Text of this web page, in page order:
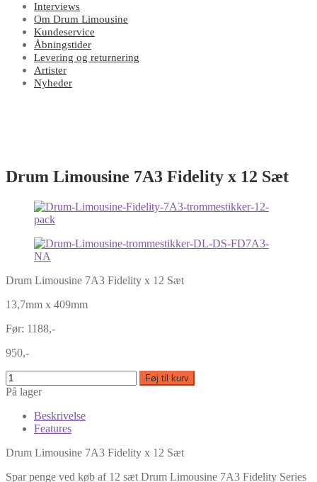
Interviews
Om Drum Limousine
Kundeservice
Åbningstider
Levering og returnering
Artister
Nyheder
Drum Limousine 7A3 Fidelity x 12 Sæt
Drum Limousine 7A3 Fidelity x 12 Sæt
13,7mm x 409mm
Før: 1188,-
950,-
Føj til kurv
På lager
Beskrivelse
Features
Drum Limousine 7A3 Fidelity x 12 Sæt
Spar penge ved køb af 12 sæt Drum Limousine 7A3 Fidelity Series